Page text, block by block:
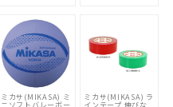
ミカサ(MIKASA) ミ ミカサ(MIKASA) ラ